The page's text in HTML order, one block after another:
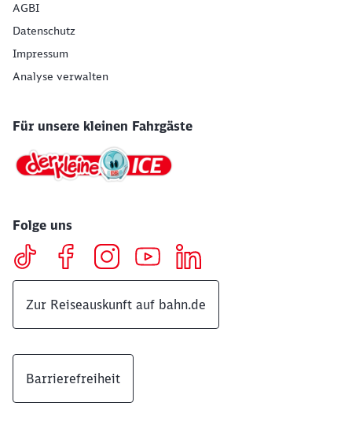
AGBI
Datenschutz
Impressum
Analyse verwalten
Für unsere kleinen Fahrgäste
Folge uns
Zur Reiseauskunft auf bahn.de
Barrierefreiheit